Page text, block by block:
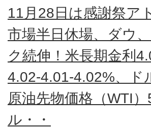
11月28日は感謝祭ア
市場半日休場、ダウ
ク続伸！米長期金利
4.02-4.01-4.02%、ド
原油先物価格（WTI
ル・・